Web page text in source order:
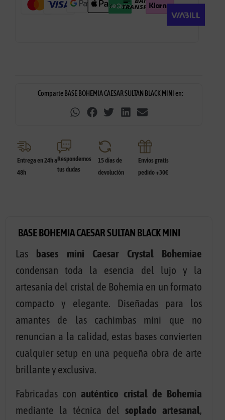
Entrega en 24h a
48h
Respondemos
tus dudas
15 días de
devolución
Envíos gratis
pedido +30€
Comparte BASE BOHEMIA CAESAR SULTAN BLACK MINI en:
BASE BOHEMIA CAESAR SULTAN BLACK MINI
Las
bases mini Caesar Crystal Bohemiae
condensan toda la esencia del lujo y la
artesanía del cristal de Bohemia en un formato
compacto y elegante. Diseñadas para los
amantes de las cachimbas mini que no
renuncian a la calidad, estas bases convierten
cualquier setup en una pequeña obra de arte
brillante y exclusiva.
Fabricadas con auténtico cristal de Bohemia
mediante la técnica del soplado artesanal,